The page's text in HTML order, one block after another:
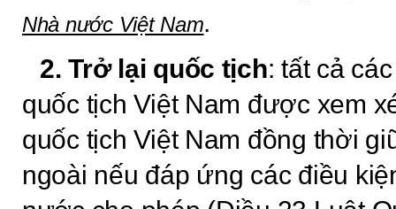
Nhà nước Việt Nam.
2. Trở lại quốc tịch: tất cả
quốc tịch Việt Nam được xem
quốc tịch Việt Nam đồng thời
ngoài nếu đáp ứng các điều